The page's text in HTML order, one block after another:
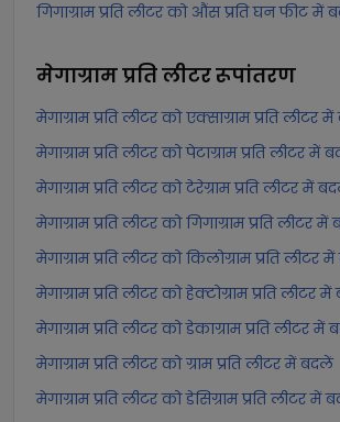
गिगाग्राम प्रति लीटर को औंस प्रति घन फीट में
मेगाग्राम प्रति लीटररूपांतरण
मेगाग्राम प्रति लीटर को एक्साग्राम प्रति लीटर
मेगाग्राम प्रति लीटर को पेटाग्राम प्रति लीटर में
मेगाग्राम प्रति लीटर को टेरेग्राम प्रति लीटर में
मेगाग्राम प्रति लीटर को गिगाग्राम प्रति लीटर
मेगाग्राम प्रति लीटर को किलोग्राम प्रति लीटर
मेगाग्राम प्रति लीटर को हेक्टोग्राम प्रति लीटर
मेगाग्राम प्रति लीटर को डेकाग्राम प्रति लीटर में
मेगाग्राम प्रति लीटर को ग्राम प्रति लीटर में बदलें
मेगाग्राम प्रति लीटर को डेसिग्राम प्रति लीटर में